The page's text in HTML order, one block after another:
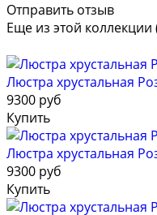
Отправить отзыв
Еще из этой коллекции
Люстра хрустальная
9300 руб
Купить
Люстра хрустальная
9300 руб
Купить